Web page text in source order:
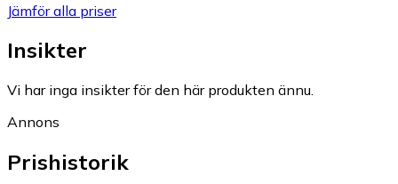
Jämför alla priser
Insikter
Vi har inga insikter för den här produkten ännu.
Annons
Prishistorik